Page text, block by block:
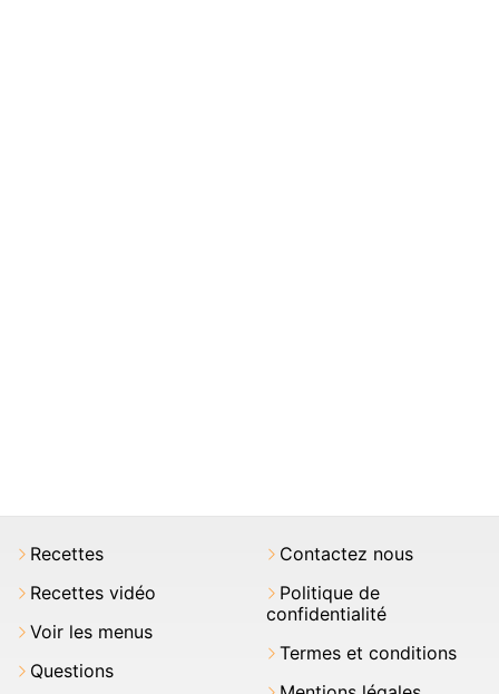
Recettes
Recettes vidéo
Voir les menus
Questions
Contactez nous
Politique de
confidentialité
Termes et conditions